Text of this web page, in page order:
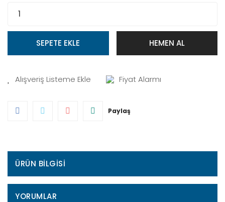
SEPETE EKLE HEMEN AL
Fiyat Alarmı
Paylaş
ÜRÜN BILGISI
YORUMLAR